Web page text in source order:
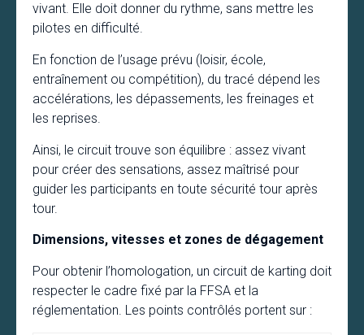
vivant. Elle doit donner du rythme, sans mettre les
pilotes en difficulté.
En fonction de l’usage prévu (loisir, école,
entraînement ou compétition), du tracé dépend les
accélérations, les dépassements, les freinages et
les reprises.
Ainsi, le circuit trouve son équilibre : assez vivant
pour créer des sensations, assez maîtrisé pour
guider les participants en toute sécurité tour après
tour.
Dimensions, vitesses et zones de dégagement
Pour obtenir l’homologation, un circuit de karting doit
respecter le cadre fixé par la FFSA et la
réglementation. Les points contrôlés portent sur :